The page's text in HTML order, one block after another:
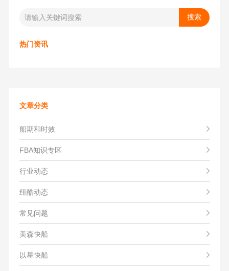
热门资讯
文章分类
船期和时效
FBA知识专区
行业动态
纽酷动态
常见问题
美森快船
以星快船